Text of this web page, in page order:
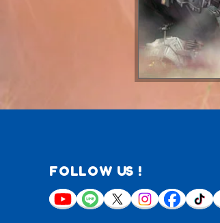
FOLLOW US !